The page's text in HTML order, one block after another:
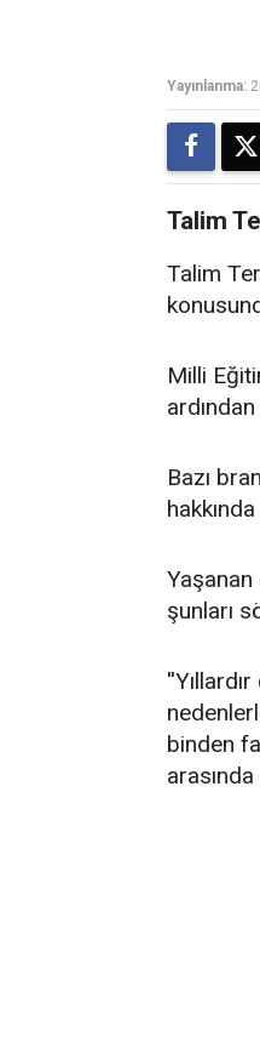
Yayınlanma:
Talim
Talim
Milli
Bazı
Yaşanan
şunları
binden